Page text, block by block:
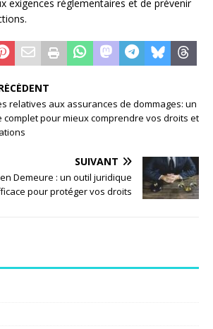
exigences réglementaires et de prévenir
relatives aux assurances de dommages: un
complet pour mieux comprendre vos droits et
SUIVANT
Demeure : un outil juridique
pour protéger vos droits